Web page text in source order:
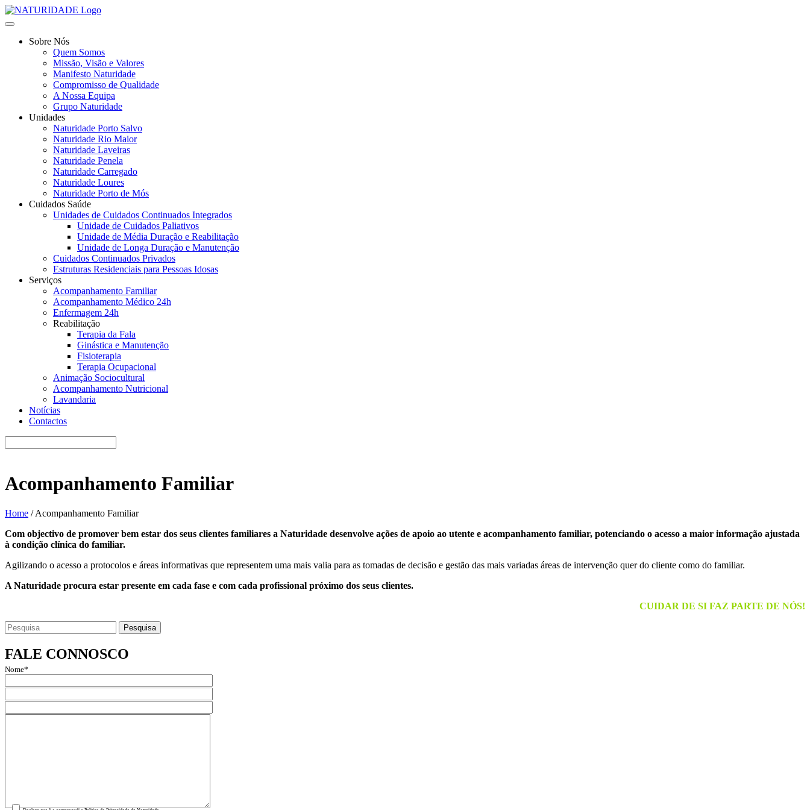
Skip
to
Sobre Nós
Quem Somos
Missão, Visão e Valores
Manifesto Naturidade
Compromisso de Qualidade
A Nossa Equipa
Grupo Naturidade
Unidades
Naturidade Porto Salvo
Naturidade Rio Maior
Naturidade Laveiras
Naturidade Penela
Naturidade Carregado
Naturidade Loures
Naturidade Porto de Mós
Cuidados Saúde
Unidades de Cuidados Continuados Integrados
Unidade de Cuidados Paliativos
Unidade de Média Duração e Reabilitação
Unidade de Longa Duração e Manutenção
Cuidados Continuados Privados
Estruturas Residenciais para Pessoas Idosas
Serviços
Acompanhamento Familiar
Acompanhamento Médico 24h
Enfermagem 24h
Reabilitação
Terapia da Fala
Ginástica e Manutenção
Fisioterapia
Terapia Ocupacional
Animação Sociocultural
Acompanhamento Nutricional
Lavandaria
Notícias
Contactos
Acompanhamento Familiar
Home / Acompanhamento Familiar
Com objectivo de promover bem estar dos seus clientes familiares a Naturidade desenvolve ações de apoio ao utente e acompanhamento familiar, potenciando o acesso a maior informação ajustada
à condição clínica do familiar.
Agilizando o acesso a protocolos e áreas informativas que representem uma mais valia para as tomadas de decisão e gestão das mais variadas áreas de intervenção quer do cliente como do familiar.
A Naturidade procura estar presente em cada fase e com cada profissional próximo dos seus clientes.
CUIDAR DE SI FAZ PARTE DE NÓS!
Search
for:
FALE CONNOSCO
Nome*